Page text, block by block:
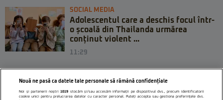
SOCIAL MEDIA
Adolescentul care a deschis focul într-
o școală din Thailanda urmărea
conținut violent ...
11:29
Nouă ne pasă ca datele tale personale să rămână confidențiale
Noi și partenerii noștri1019 stocăm și/sau accesăm informații pe dispozitivul dvs., precum identificatorii
cookie unici pentru prelucrarea datelor cu caracter personal. Puteți accepta sau gestiona preferințele dvs.